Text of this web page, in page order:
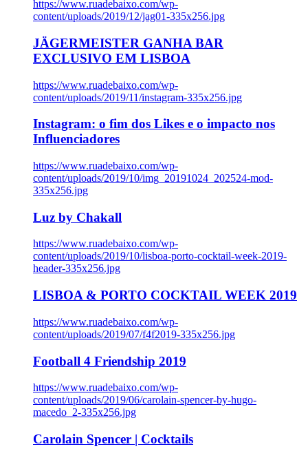
https://www.ruadebaixo.com/wp-
content/uploads/2019/12/jag01-335x256.jpg
JÄGERMEISTER GANHA BAR
EXCLUSIVO EM LISBOA
https://www.ruadebaixo.com/wp-
content/uploads/2019/11/instagram-335x256.jpg
Instagram: o fim dos Likes e o impacto nos
Influenciadores
https://www.ruadebaixo.com/wp-
content/uploads/2019/10/img_20191024_202524-mod-
335x256.jpg
Luz by Chakall
https://www.ruadebaixo.com/wp-
content/uploads/2019/10/lisboa-porto-cocktail-week-2019-
header-335x256.jpg
LISBOA & PORTO COCKTAIL WEEK 2019
https://www.ruadebaixo.com/wp-
content/uploads/2019/07/f4f2019-335x256.jpg
Football 4 Friendship 2019
https://www.ruadebaixo.com/wp-
content/uploads/2019/06/carolain-spencer-by-hugo-
macedo_2-335x256.jpg
Carolain Spencer | Cocktails